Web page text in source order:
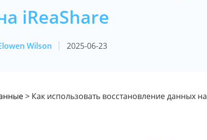
iReaShare
Wilson 2025-06-23
> Как использовать восстановление данных на